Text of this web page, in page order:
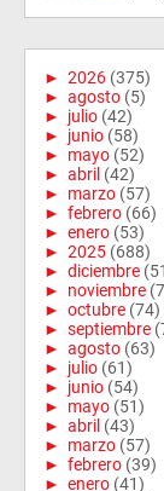
► 2026 (375)
► agosto (5)
► julio (42)
► junio (58)
► mayo (52)
► abril (42)
► marzo (57)
► febrero (66)
► enero (53)
► 2025 (688)
► diciembre
► noviembre
► octubre (74)
► septiembre
► agosto (63)
► julio (61)
► junio (54)
► mayo (51)
► abril (43)
► marzo (57)
► febrero (39)
► enero (41)